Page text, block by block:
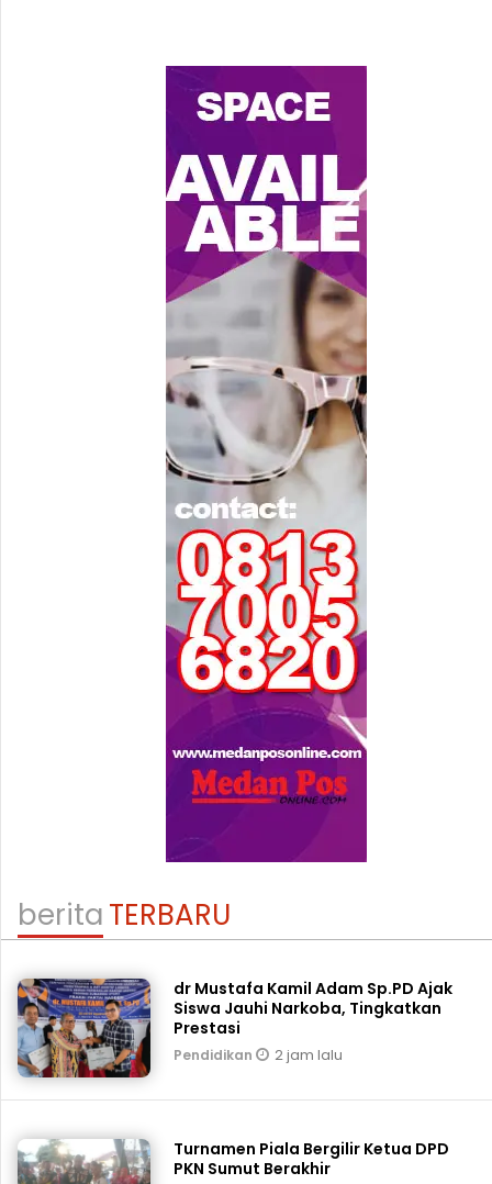
beritaTERBARU
dr Mustafa Kamil Adam Sp.PD Ajak
Siswa Jauhi Narkoba, Tingkatkan
Prestasi
Pendidikan 2 jam lalu
Turnamen Piala Bergilir Ketua DPD
PKN Sumut Berakhir